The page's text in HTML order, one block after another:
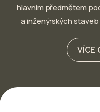
hlavním předmětem
a inženýrských
VÍCE